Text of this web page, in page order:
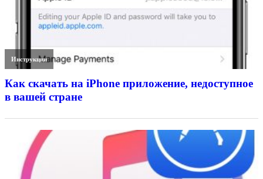
Инструкции
Как скачать на iPhone приложение, недоступное
в вашей стране